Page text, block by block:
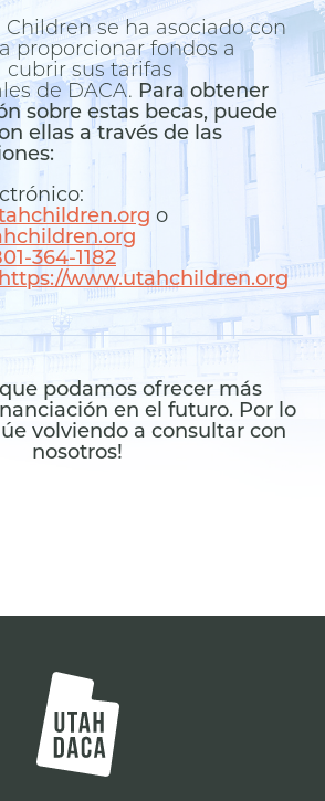
Children se ha asociado con
proporcionar fondos a
cubrir sus tarifas
de DACA. Para obtener
sobre estas becas, puede
ellas a través de las
o
364-1182
https://www.utahchildren.org
podamos ofrecer más
en el futuro. Por lo
volviendo a consultar con
nosotros!